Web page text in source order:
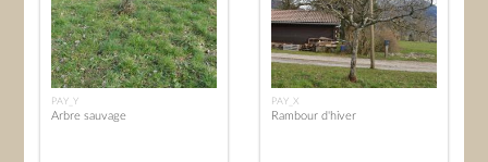
PAY_Y
Arbre sauvage
PAY_X
Rambour d'hiver